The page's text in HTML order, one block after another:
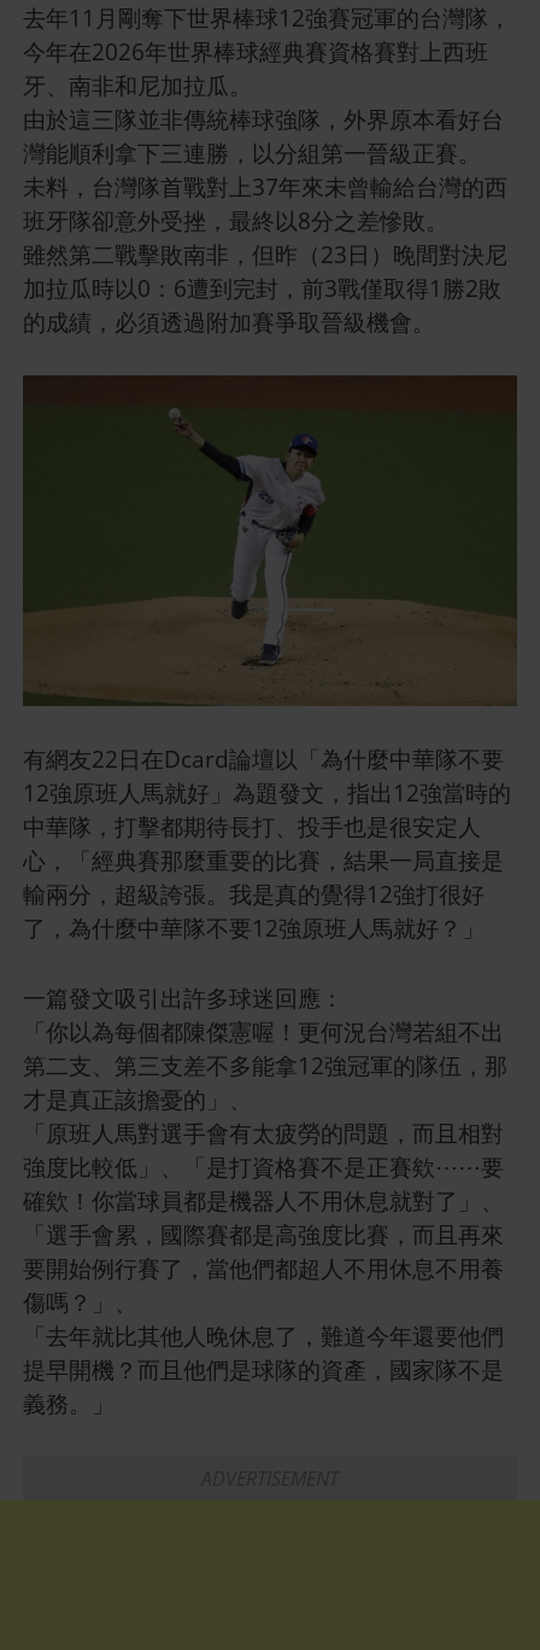
去年11月剛奪下世界棒球12強賽冠軍的台灣隊，
今年在2026年世界棒球經典賽資格賽對上西班
牙、南非和尼加拉瓜。
由於這三隊並非傳統棒球強隊，外界原本看好台
灣能順利拿下三連勝，以分組第一晉級正賽。
未料，台灣隊首戰對上37年來未曾輸給台灣的西
班牙隊卻意外受挫，最終以8分之差慘敗。
雖然第二戰擊敗南非，但昨（23日）晚間對決尼
加拉瓜時以0：6遭到完封，前3戰僅取得1勝2敗
的成績，必須透過附加賽爭取晉級機會。
有網友22日在Dcard論壇以「為什麼中華隊不要
12強原班人馬就好」為題發文，指出12強當時的
中華隊，打擊都期待長打、投手也是很安定人
心，「經典賽那麼重要的比賽，結果一局直接是
輸兩分，超級誇張。我是真的覺得12強打很好
了，為什麼中華隊不要12強原班人馬就好？」
一篇發文吸引出許多球迷回應：
「你以為每個都陳傑憲喔！更何況台灣若組不出
第二支、第三支差不多能拿12強冠軍的隊伍，那
才是真正該擔憂的」、
「原班人馬對選手會有太疲勞的問題，而且相對
強度比較低」、「是打資格賽不是正賽欸⋯⋯要
確欸！你當球員都是機器人不用休息就對了」、
「選手會累，國際賽都是高強度比賽，而且再來
要開始例行賽了，當他們都超人不用休息不用養
傷嗎？」、
「去年就比其他人晚休息了，難道今年還要他們
提早開機？而且他們是球隊的資產，國家隊不是
義務。」